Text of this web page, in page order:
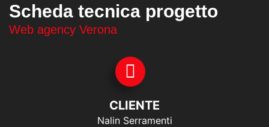
Scheda tecnica progetto
Web agency Verona
CLIENTE
Nalin Serramenti